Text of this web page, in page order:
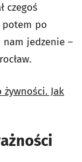
czegoś
potem po
nam jedzenie –
Jak